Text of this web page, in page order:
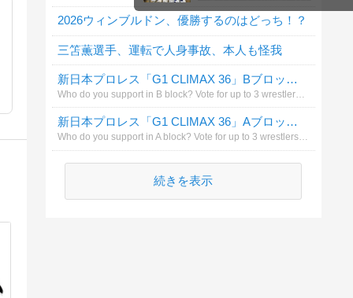
2026ウィンブルドン、優勝するのはどっち！？
三笘薫選手、運転で人身事故、本人も怪我
新日本プロレス「G1 CLIMAX 36」Bブロックで応援する選手は？（3人まで）
新日本プロレス「G1 CLIMAX 36」Aブロックで応援する選手は？（3人まで）
Who do you support in A block? Vote for up to 3 wrestlers and press the left button（投票する）.
続きを表示